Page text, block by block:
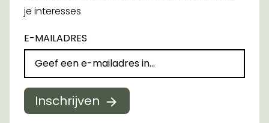
je interesses
E-MAILADRES
Inschrijven